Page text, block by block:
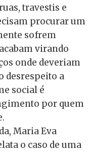
travestis e
procurar um
sofrem
virando
onde deveriam
desrespeito a
social é
por quem
Maria Eva
o caso de uma